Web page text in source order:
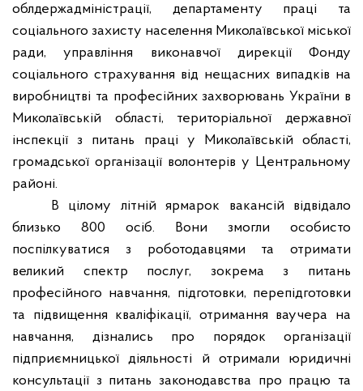
облдержадміністрації, департаменту праці та
соціального захисту населення Миколаївської міської
ради, управління виконавчої дирекції Фонду
соціального страхування від нещасних випадків на
виробництві та професійних захворювань України в
Миколаївській області, територіальної державної
інспекції з питань праці у Миколаївській області,
громадської організації волонтерів у Центральному
районі.
В цілому літній ярмарок вакансій відвідало
близько 800 осіб. Вони змогли особисто
поспілкуватися з роботодавцями та отримати
великий спектр послуг, зокрема з питань
професійного навчання, підготовки, перепідготовки
та підвищення кваліфікації, отримання ваучера на
навчання, дізнались про порядок організації
підприємницької діяльності й отримали юридичні
консультації з питань законодавства про працю та